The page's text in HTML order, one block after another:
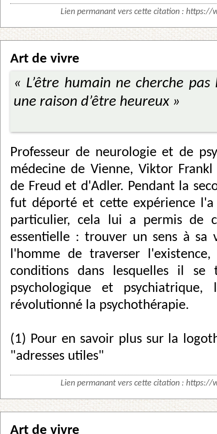
Lien permanant vers cette citation : https://
Art de vivre
« L’être humain ne cherche
une raison d’être heureux »
Professeur de neurologie et de
médecine de Vienne, Viktor
de Freud et d'Adler. Pendant la
fut déporté et cette expérience
particulier, cela lui a permis de
essentielle : trouver un sens à
l'homme de traverser
conditions dans lesquelles il se
psychologique et
révolutionné la psychothérapie.
(1) Pour en savoir plus sur la
"adresses utiles"
Lien permanant vers cette citation : https://
Art de vivre